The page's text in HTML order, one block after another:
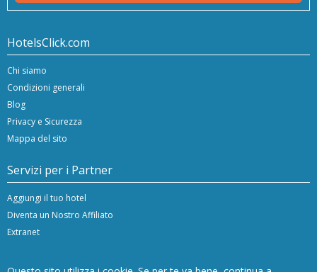
HotelsClick.com
Chi siamo
Condizioni generali
Blog
Privacy e Sicurezza
Mappa del sito
Servizi per i Partner
Aggiungi il tuo hotel
Diventa un Nostro Affiliato
Extranet